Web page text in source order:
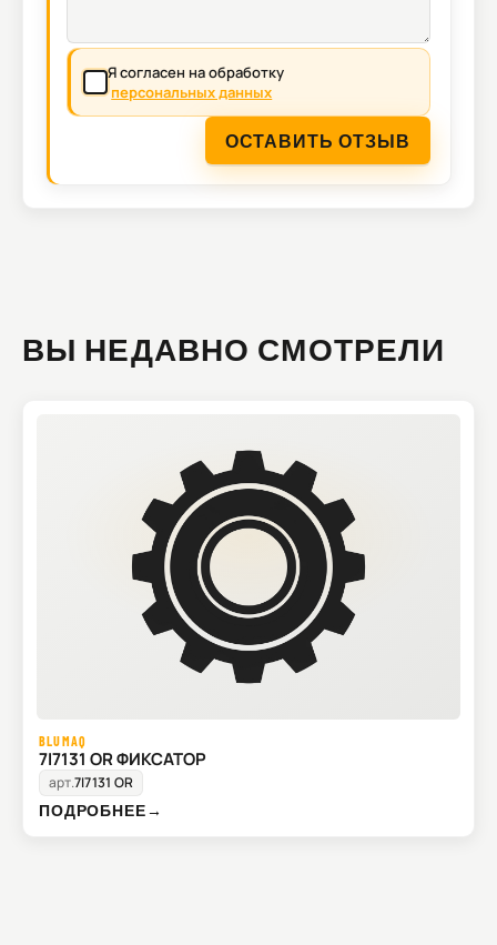
Я согласен на обработку
персональных данных
ОСТАВИТЬ ОТЗЫВ
ВЫ НЕДАВНО СМОТРЕЛИ
BLUMAQ
7I7131 OR ФИКСАТОР
арт.7I7131 OR
ПОДРОБНЕЕ→